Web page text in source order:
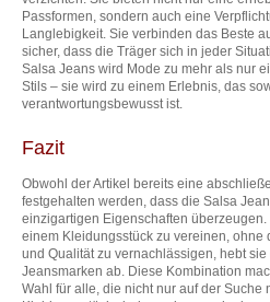
Passformen, sondern auch eine
Langlebigkeit. Sie verbinden das Beste
sicher, dass die Träger sich in jeder
Salsa Jeans wird Mode zu mehr als nur
Stils – sie wird zu einem Erlebnis, das
verantwortungsbewusst ist.
Fazit
Obwohl der Artikel bereits eine
festgehalten werden, dass die Salsa
einzigartigen Eigenschaften
einem Kleidungsstück zu vereinen,
und Qualität zu vernachlässigen, hebt
Jeansmarken ab. Diese Kombination
Wahl für alle, die nicht nur auf der Suche